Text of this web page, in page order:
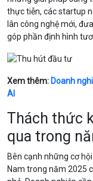
thực tiễn, các startup
lân công nghệ mới,
góp phần định hình
Xem thêm: Doanh
AI
Thách thức
qua trong
Bên cạnh những cơ
Nam trong năm 2025